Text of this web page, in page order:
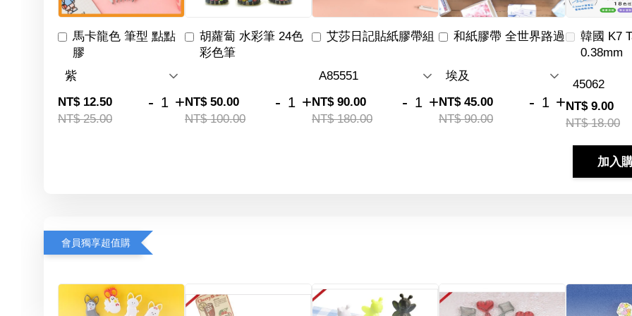
馬卡龍色 筆型 點點
膠
NT$ 12.50
NT$ 25.00
- +
胡蘿蔔 水彩筆 24色
彩色筆
NT$ 50.00
NT$ 100.00
- +
艾莎日記貼紙膠帶組
NT$ 90.00
NT$ 180.00
- +
和紙膠帶 全世界路過
NT$ 45.00
NT$ 90.00
- +
韓國 K7
0.38mm
NT$ 9.00
NT$ 18.00
加入
會員獨享超值購